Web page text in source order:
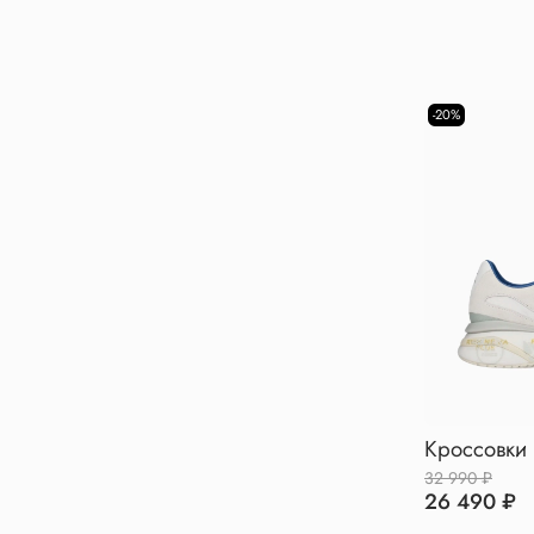
-20%
32 990 ₽
26 490 ₽